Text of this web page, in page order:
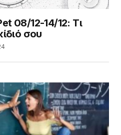
08/12-14/12: Τι
σου